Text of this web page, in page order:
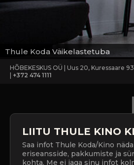
Thule Koda Väikelastetuba
HÕBEKESKUS OÜ | Uus 20, Kuressaare
| +372 474 1111
LIITU THULE KINO
Saa infot Thule Koda/Kino
eriseansside, pakkumiste ja
kohta. Me ei jaga sinu infot